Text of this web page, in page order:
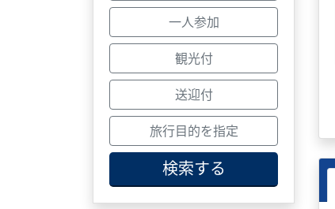
一人参加
観光付
送迎付
旅行目的を指定
検索する